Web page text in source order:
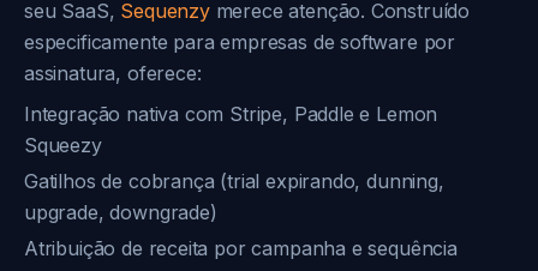
seu SaaS, Sequenzymerece atenção. Construído
especificamente para empresas de software por
assinatura, oferece:
Integração nativa com Stripe, Paddle e Lemon
Squeezy
Gatilhos de cobrança (trial expirando, dunning,
upgrade, downgrade)
Atribuição de receita por campanha e sequência